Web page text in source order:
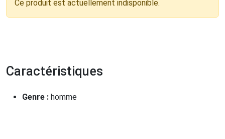
Ce produit est actuellement indisponible.
Caractéristiques
Genre : homme